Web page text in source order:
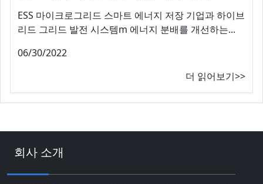
ESS 마이크로그리드 스마트 에너지 저장 기업과 하이브
리드 그리드 발전 시스템m 에너지 분배를 개선하는...
06/30/2022
더 읽어보기>>
회사 소개